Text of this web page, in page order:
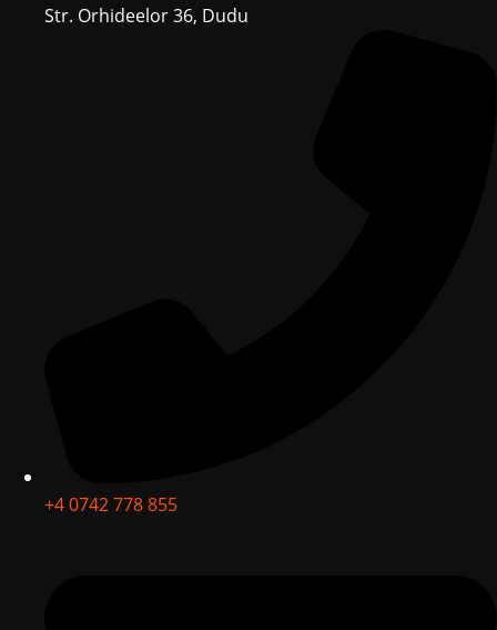
Str. Orhideelor 36, Dudu
+4 0742 778 855